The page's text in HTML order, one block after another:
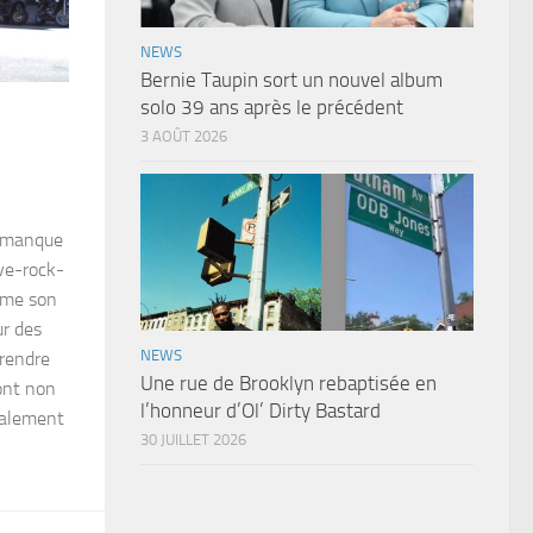
rock-
son
des
non
NEWS
Bernie Taupin sort un nouvel album
solo 39 ans après le précédent
3 AOÛT 2026
NEWS
Une rue de Brooklyn rebaptisée en
l’honneur d’Ol’ Dirty Bastard
30 JUILLET 2026